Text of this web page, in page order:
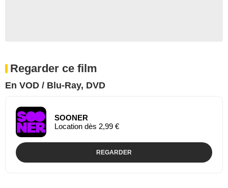
Regarder ce film
En VOD / Blu-Ray, DVD
SOONER
Location dès 2,99 €
REGARDER